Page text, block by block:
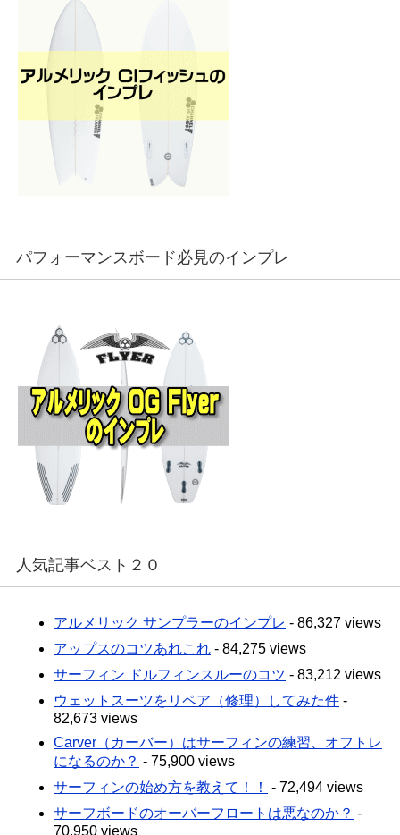
パフォーマンスボード必見のインプレ
人気記事ベスト２０
アルメリック サンプラーのインプレ - 86,327 views
アップスのコツあれこれ - 84,275 views
サーフィン ドルフィンスルーのコツ - 83,212 views
ウェットスーツをリペア（修理）してみた件 -
82,673 views
Carver（カーバー）はサーフィンの練習、オフトレ
になるのか？ - 75,900 views
サーフィンの始め方を教えて！！
- 72,494 views
サーフボードのオーバーフロートは悪なのか？ -
70,950 views